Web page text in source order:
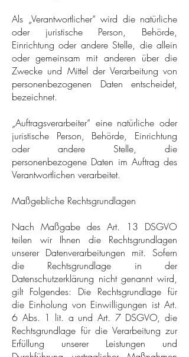
Als „Verantwortlicher“ wird die natürliche
oder juristische Person, Behörde,
Einrichtung oder andere Stelle, die allein
oder gemeinsam mit anderen über die
Zwecke und Mittel der Verarbeitung von
personenbezogenen Daten entscheidet,
bezeichnet.
„Auftragsverarbeiter“ eine natürliche oder
juristische Person, Behörde, Einrichtung
oder andere Stelle, die
personenbezogene Daten im Auftrag des
Verantwortlichen verarbeitet.
Maßgebliche Rechtsgrundlagen
Nach Maßgabe des Art. 13 DSGVO
teilen wir Ihnen die Rechtsgrundlagen
unserer Datenverarbeitungen mit. Sofern
die Rechtsgrundlage in der
Datenschutzerklärung nicht genannt wird,
gilt Folgendes: Die Rechtsgrundlage für
die Einholung von Einwilligungen ist Art.
6 Abs. 1 lit. a und Art. 7 DSGVO, die
Rechtsgrundlage für die Verarbeitung zur
Erfüllung unserer Leistungen und